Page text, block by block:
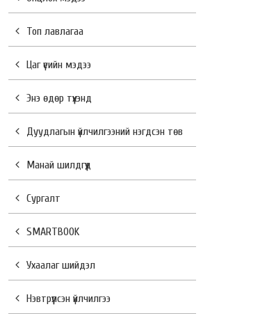
Топ лавлагаа
Цаг үеийн мэдээ
Энэ өдөр түүхэнд
Дуудлагын үйлчилгээний нэгдсэн төв
Манай шилдгүүд
Сургалт
SMARTBOOK
Ухаалаг шийдэл
Нэвтрүүлсэн үйлчилгээ